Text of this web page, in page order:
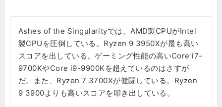
Ashes of the Singularityでは、AMD製CPUがIntel
製CPUを圧倒している。Ryzen 9 3950Xが最も高い
スコアを出している。ゲーミング性能の高いCore i7-
9700KやCore i9-9900Kを超えているのはさすが
だ。また、Ryzen 7 3700Xが健闘している。Ryzen
9 3900よりも高いスコアを叩き出している。